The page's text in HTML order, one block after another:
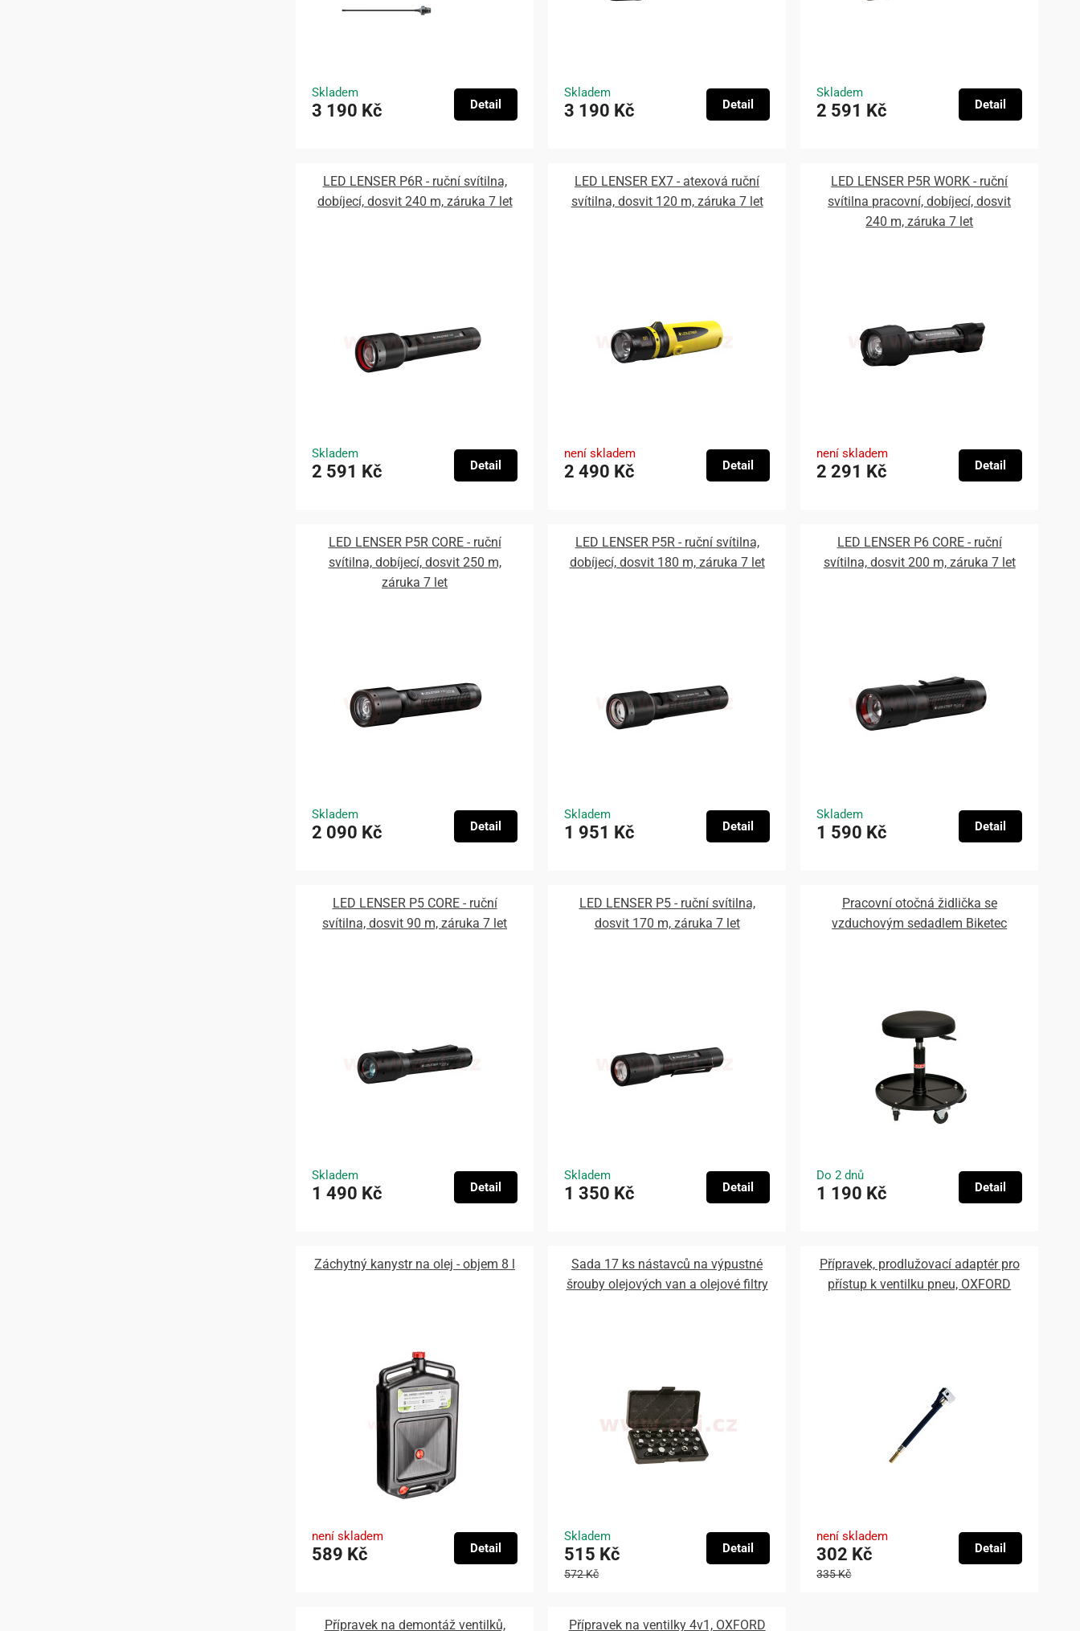
Skladem
3 190 Kč Detail
Skladem
3 190 Kč Detail
Skladem
2 591 Kč Detail
LED LENSER P6R - ruční svítilna,
dobíjecí, dosvit 240 m, záruka 7 let
Skladem
2 591 Kč Detail
LED LENSER EX7 - atexová ruční
svítilna, dosvit 120 m, záruka 7 let
není skladem
2 490 Kč Detail
LED LENSER P5R WORK - ruční
svítilna pracovní, dobíjecí, dosvit
240 m, záruka 7 let
není skladem
2 291 Kč Detail
LED LENSER P5R CORE - ruční
svítilna, dobíjecí, dosvit 250 m,
záruka 7 let
Skladem
2 090 Kč Detail
LED LENSER P5R - ruční svítilna,
dobíjecí, dosvit 180 m, záruka 7 let
Skladem
1 951 Kč Detail
LED LENSER P6 CORE - ruční
svítilna, dosvit 200 m, záruka 7 let
Skladem
1 590 Kč Detail
LED LENSER P5 CORE - ruční
svítilna, dosvit 90 m, záruka 7 let
Skladem
1 490 Kč Detail
LED LENSER P5 - ruční svítilna,
dosvit 170 m, záruka 7 let
Skladem
1 350 Kč Detail
Pracovní otočná židlička se
vzduchovým sedadlem Biketec
Do 2 dnů
1 190 Kč Detail
Záchytný kanystr na olej - objem 8 l
není skladem
589 Kč Detail
Sada 17 ks nástavců na výpustné
šrouby olejových van a olejové filtry
Skladem
515 Kč
572 Kč
Detail
Přípravek, prodlužovací adaptér pro
přístup k ventilku pneu, OXFORD
není skladem
302 Kč
335 Kč
Detail
Přípravek na demontáž ventilků,
Přípravek na ventilky 4v1, OXFORD